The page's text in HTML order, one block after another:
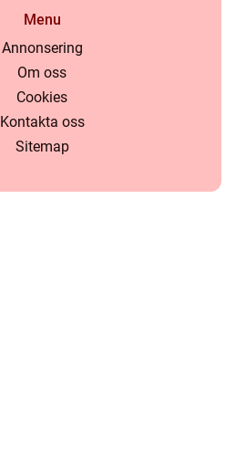
Menu
Annonsering
Om oss
Cookies
Kontakta oss
Sitemap